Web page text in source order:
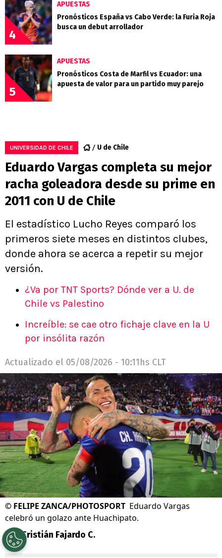
4
APUESTAS
Pronósticos España vs Cabo Verde: la Furia Roja
busca un debut arrollador
5
APUESTAS
Pronósticos Costa de Marfil vs Ecuador: una
apuesta de valor para un partido muy parejo
UNIVERSIDAD DE CHILE U de Chile
Eduardo Vargas completa su mejor
racha goleadora desde su prime en
2011 con U de Chile
El estadístico Lucho Reyes comparó los
primeros siete meses en distintos clubes,
donde ahora se acerca a repetir su mejor
versión.
¿Va por TNT Sports? Dónde ver a U. de
Chile vs Palestino
Increíble: se cae otro fichaje clave en la U
por insólita razón
Actualizado el 05/08/2026 - 10:11hs CLT
© FELIPE ZANCA/PHOTOSPORT Eduardo Vargas
celebró un golazo ante Huachipato.
Por Cristián Fajardo C.